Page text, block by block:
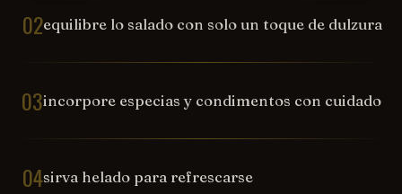
02equilibre lo salado con solo un toque de dulzura
03incorpore especias y condimentos con cuidado
04sirva helado para refrescarse